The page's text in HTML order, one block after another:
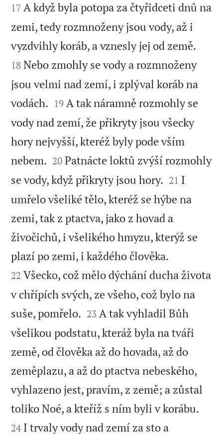
17 A když byla potopa za čtyřidceti dnů na
zemi, tedy rozmnoženy jsou vody, až i
vyzdvihly koráb, a vznesly jej od země.
18 Nebo zmohly se vody a rozmnoženy
jsou velmi nad zemí, i zplýval koráb na
vodách. 

19 A tak náramně rozmohly se
vody nad zemí, že přikryty jsou všecky
hory nejvyšší, kteréž byly pode vším
nebem. 

20 Patnácte loktů zvýší rozmohly
se vody, když přikryty jsou hory. 

21 I
umřelo všeliké tělo, kteréž se hýbe na
zemi, tak z ptactva, jako z hovad a
živočichů, i všelikého hmyzu, kterýž se
plazí po zemi, i každého člověka.
22 Všecko, což mělo dýchání ducha života
v chřípích svých, ze všeho, což bylo na
suše, pomřelo. 

23 A tak vyhladil Bůh
všelikou podstatu, kteráž byla na tváři
země, od člověka až do hovada, až do
zeměplazu, a až do ptactva nebeského,
vyhlazeno jest, pravím, z země; a zůstal
toliko Noé, a kteříž s ním byli v korábu.
24 I trvaly vody nad zemí za sto a